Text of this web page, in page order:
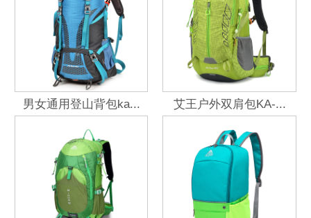
男女通用登山背包ka... 艾王户外双肩包KA-...